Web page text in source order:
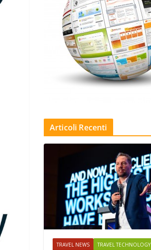
Articoli Recenti
TRAVEL NEWS TRAVEL TECHNOLOGY